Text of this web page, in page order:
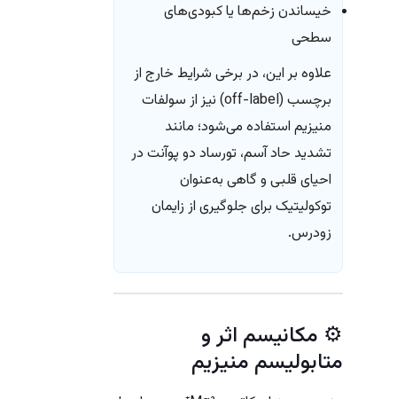
خیساندن زخم‌ها یا کبودی‌های
سطحی
علاوه بر این، در برخی شرایط خارج از
برچسب (off-label) نیز از سولفات
منیزیم استفاده می‌شود؛ مانند
تشدید حاد آسم، تورساد دو پوآنت در
احیای قلبی و گاهی به‌عنوان
توکولیتیک برای جلوگیری از زایمان
زودرس.
⚙️ مکانیسم اثر و
متابولیسم منیزیم